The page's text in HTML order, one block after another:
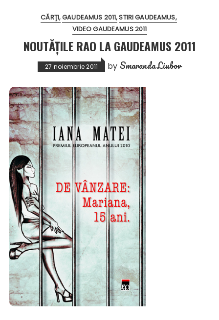
CĂRŢI GAUDEAMUS 2011 STIRI GAUDEAMUS
VIDEO GAUDEAMUS 2011
NOUTĂȚILE RAO LA GAUDEAMUS 2011
27 noiembrie 2011 by Smaranda Liubov